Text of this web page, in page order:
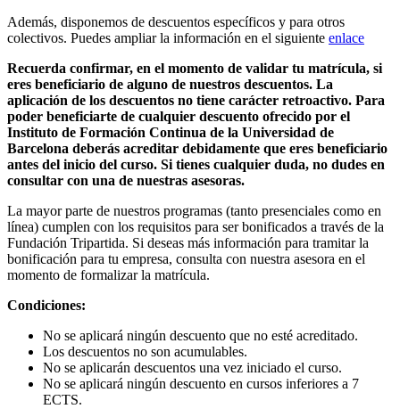
Además, disponemos de descuentos específicos y para otros
colectivos. Puedes ampliar la información en el siguiente enlace
Recuerda confirmar, en el momento de validar tu matrícula, si
eres beneficiario de alguno de nuestros descuentos. La
aplicación de los descuentos no tiene carácter retroactivo. Para
poder beneficiarte de cualquier descuento ofrecido por el
Instituto de Formación Continua de la Universidad de
Barcelona deberás acreditar debidamente que eres beneficiario
antes del inicio del curso. Si tienes cualquier duda, no dudes en
consultar con una de nuestras asesoras.
La mayor parte de nuestros programas (tanto presenciales como en
línea) cumplen con los requisitos para ser bonificados a través de la
Fundación Tripartida. Si deseas más información para tramitar la
bonificación para tu empresa, consulta con nuestra asesora en el
momento de formalizar la matrícula.
Condiciones:
No se aplicará ningún descuento que no esté acreditado.
Los descuentos no son acumulables.
No se aplicarán descuentos una vez iniciado el curso.
No se aplicará ningún descuento en cursos inferiores a 7
ECTS.